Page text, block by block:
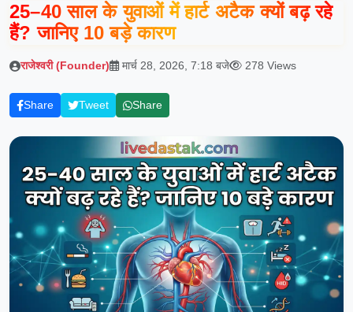
25–40 साल के युवाओं में हार्ट अटैक क्यों बढ़ रहे
हैं? जानिए 10 बड़े कारण
राजेश्वरी (Founder) मार्च 28, 2026, 7:18 बजे 278 Views
Share Tweet Share